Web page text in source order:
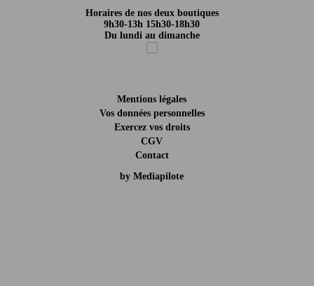
Horaires de nos deux boutiques
9h30-13h 15h30-18h30
Du lundi au dimanche
Mentions légales
Vos données personnelles
Exercez vos droits
CGV
Contact
by Mediapilote